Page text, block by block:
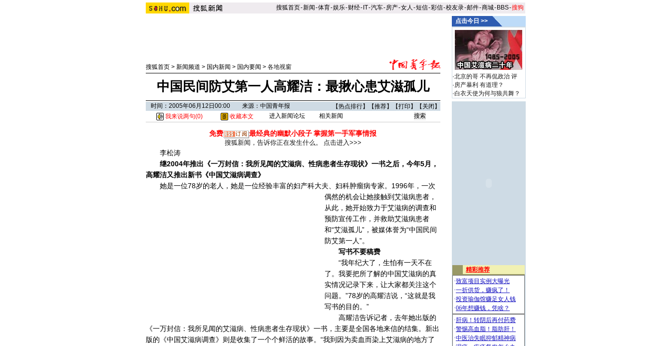
搜狐首页-新闻-体育-娱乐-财经- IT-汽车-房产-女人 -短信-彩信-校友录-邮件-商城- BBS-搜狗
搜狐首页> 新闻频道 > 国内新闻 > 国内要闻 > 各地视窗
中国民间防艾第一人高耀洁：最揪心患艾滋孤儿
时间：2005年06月12日00:00 来源：中国青年报 【热点排行】【推荐】【打印 】【 关闭 】
我来说两句(0) 收藏本文 进入新闻论坛 相关新闻
免费 最经典的幽默小段子掌握第一手军事情报
搜狐新闻，告诉你正在发生什么。 点击进入>>>
李松涛
继2004年推出《一万封信：我所见闻的艾滋病、性病患者生存现状》一书之后，今年5月，
高耀洁又推出新书《中国艾滋病调查》
她是一位78岁的老人，她是一位经验丰富的妇产科大夫、妇科肿瘤病专家。 1996年，一次
偶然的机会让她接触到艾滋病患者，
从此，她开始致力于艾滋病的调查和
预防宣传工作，并救助艾滋病患者
和“艾滋孤儿”，被媒体誉为“中国民间
防艾第一人”。
写书不要稿费
“我年纪大了，生怕有一天不在
了。我要把所了解的中国艾滋病的真
实情况记录下来，让大家都关注这个
问题。”78岁的高耀洁说，“这就是我
写书的目的。”
高耀洁告诉记者，去年她出版的
《一万封信：我所见闻的艾滋病、性病患者生存现状》一书，主要是全国各地来信的结集。新出
版的《中国艾滋病调查》则是收集了一个个鲜活的故事。“我到因为卖血而染上艾滋病的地方了
点击今日 >>
·北京的哥 不再侃政治 评
·房产暴利 有道理？
·白衣天使为何与狼共舞？